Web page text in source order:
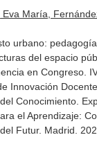
María,
urbano:
del espacio
en Congreso.
Innovación
Conocimiento.
el Aprendizaje:
Futur. Madrid.